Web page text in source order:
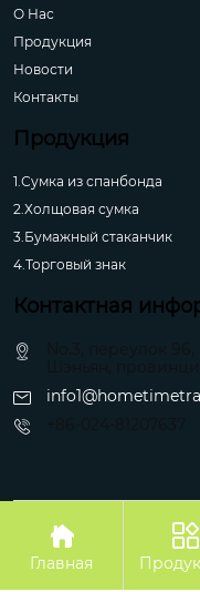
О Hас
Продукция
Новости
Контакты
Продукция
1.Сумка из спанбонда
2.Холщовая сумка
3.Бумажный стаканчик
4.Торговый знак
Контактная
Авторское

Главная
